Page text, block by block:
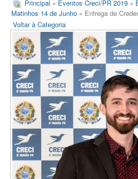
Principal » Eventos Creci/PR 2019 »
Matinhos 14 de Junho » Entrega de
Voltar à Categoria